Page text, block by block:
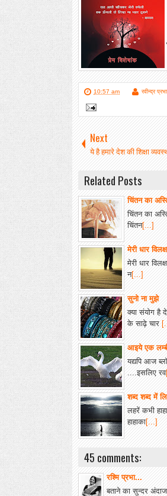
10:57 am रवीन्द्र
Next
ये है हमारे देश की शिक्षा
Related Posts
चिंतन का
चिंतन का
चिंतन[...]
मेरी धार
मेरी धार
न[...]
सुनो ना मुझे
क्या संयोग है
के साढ़े चार
आइये एक
यद्यपि आज
....इसलिए रव
शब्द शब्द में
लहरें कभी
हाहाका[...]
45 comments:
रश्मि प्रभा...
बताने का सुन्दर